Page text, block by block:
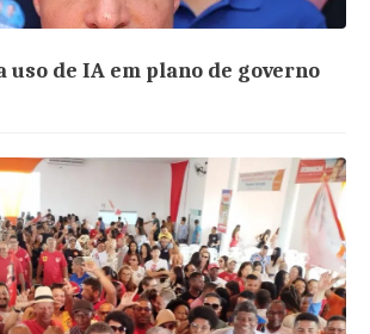
uso de IA em plano de governo